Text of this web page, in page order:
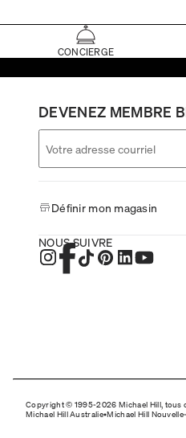
CONCIERGE
DEVENEZ MEMBRE
Définir mon magasin
NOUS SUIVRE
Copyright © 1995-2026 Michael Hill, tous
Michael Hill Australie•Michael Hill